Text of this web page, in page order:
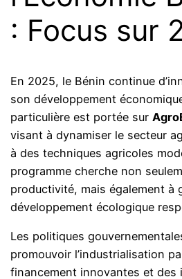
: Focus sur
En 2025, le Bénin continue
son développement
particulière est portée sur
visant à dynamiser le secteur
à des techniques agricoles
programme cherche non
productivité, mais également à
développement écologique
Les politiques
promouvoir l’industrialisation
financement innovantes et des